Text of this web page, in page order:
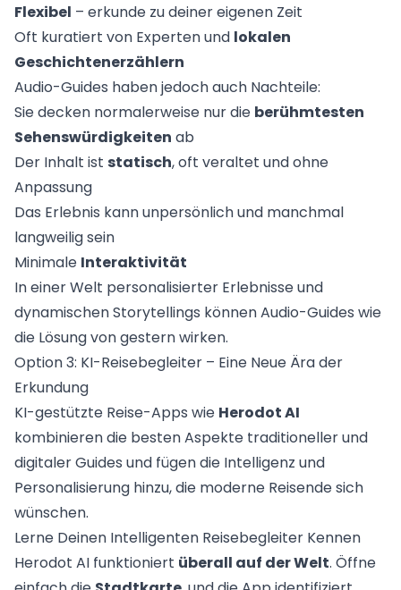
Flexibel – erkunde zu deiner eigenen Zeit
Oft kuratiert von Experten und lokalen
Geschichtenerzählern
Audio-Guides haben jedoch auch Nachteile:
Sie decken normalerweise nur die berühmtesten
Sehenswürdigkeiten ab
Der Inhalt ist statisch, oft veraltet und ohne
Anpassung
Das Erlebnis kann unpersönlich und manchmal
langweilig sein
Minimale Interaktivität
In einer Welt personalisierter Erlebnisse und
dynamischen Storytellings können Audio-Guides wie
die Lösung von gestern wirken.
Option 3: KI-Reisebegleiter – Eine Neue Ära der
Erkundung
KI-gestützte Reise-Apps wie Herodot AI
kombinieren die besten Aspekte traditioneller und
digitaler Guides und fügen die Intelligenz und
Personalisierung hinzu, die moderne Reisende sich
wünschen.
Lerne Deinen Intelligenten Reisebegleiter Kennen
Herodot AI funktioniert überall auf der Welt. Öffne